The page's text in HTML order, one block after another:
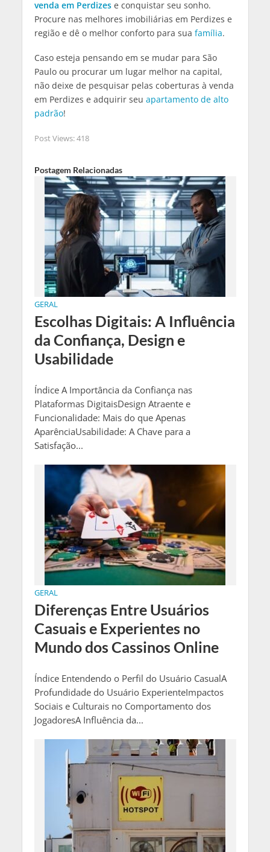
venda em Perdizese conquistar seu sonho.
Procure nas melhores imobiliárias em Perdizes e
região e dê o melhor conforto para sua família.
Caso esteja pensando em se mudar para São
Paulo ou procurar um lugar melhor na capital,
não deixe de pesquisar pelas coberturas à venda
em Perdizes e adquirir seu apartamento de alto
padrão!
Post Views: 418
Postagem Relacionadas
GERAL
Escolhas Digitais: A Influência
da Confiança, Design e
Usabilidade
Índice A Importância da Confiança nas
Plataformas DigitaisDesign Atraente e
Funcionalidade: Mais do que Apenas
AparênciaUsabilidade: A Chave para a
Satisfação...
GERAL
Diferenças Entre Usuários
Casuais e Experientes no
Mundo dos Cassinos Online
Índice Entendendo o Perfil do Usuário CasualA
Profundidade do Usuário ExperienteImpactos
Sociais e Culturais no Comportamento dos
JogadoresA Influência da...